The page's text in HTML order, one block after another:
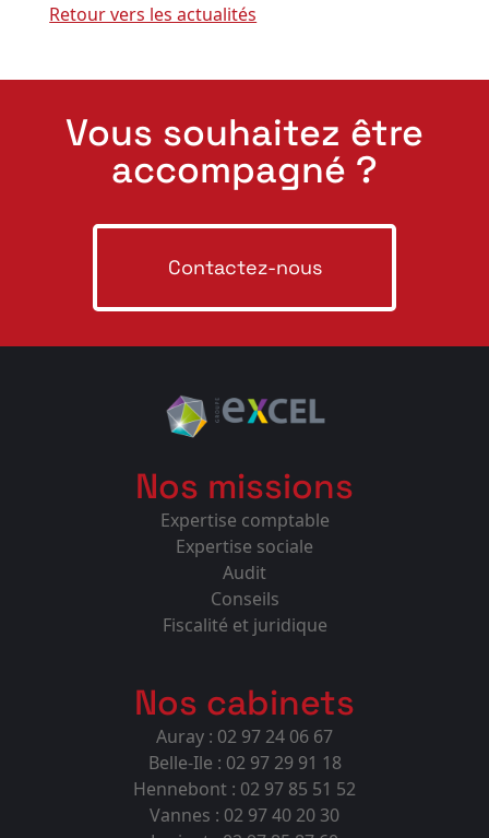
Retour vers les actualités
Vous souhaitez être
accompagné ?
Contactez-nous
Nos missions
Expertise comptable
Expertise sociale
Audit
Conseils
Fiscalité et juridique
Nos cabinets
Auray : 02 97 24 06 67
Belle-Ile : 02 97 29 91 18
Hennebont : 02 97 85 51 52
Vannes : 02 97 40 20 30